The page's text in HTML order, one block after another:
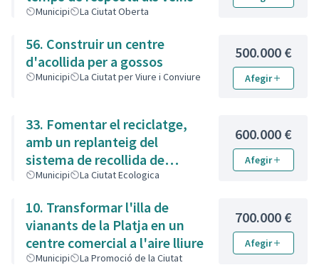
Municipi La Ciutat Oberta
56. Construir un centre
d'acollida per a gossos
Municipi La Ciutat per Viure i Conviure
500.000 €
Afegir
33. Fomentar el reciclatge,
amb un replanteig del
sistema de recollida de
residus
Municipi La Ciutat Ecologica
600.000 €
Afegir
10. Transformar l'illa de
vianants de la Platja en un
centre comercial a l'aire lliure
Municipi La Promoció de la Ciutat
700.000 €
Afegir